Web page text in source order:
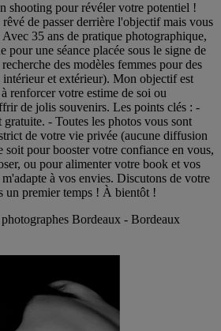
shooting pour révéler votre potentiel !
de passer derrière l'objectif mais vous
Avec 35 ans de pratique photographique,
pour une séance placée sous le signe de
des modèles femmes pour des
intérieur et extérieur). Mon objectif est
renforcer votre estime de soi ou
de jolis souvenirs. Les points clés : -
gratuite. - Toutes les photos vous sont
de votre vie privée (aucune diffusion
soit pour booster votre confiance en vous,
ou pour alimenter votre book et vos
à vos envies. Discutons de votre
un premier temps ! À bientôt !
Bordeaux - Bordeaux